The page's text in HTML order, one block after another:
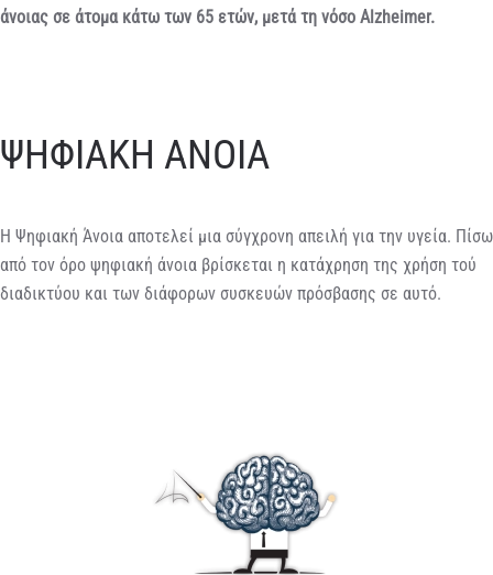
άνοιας σε άτομα κάτω των 65 ετών, μετά τη νόσο Alzheimer.
ΨΗΦΙΑΚΗ ΑΝΟΙΑ
Η Ψηφιακή Άνοια αποτελεί μια σύγχρονη απειλή για την υγεία. Πίσω
από τον όρο ψηφιακή άνοια βρίσκεται η κατάχρηση της χρήση τού
διαδικτύου και των διάφορων συσκευών πρόσβασης σε αυτό.